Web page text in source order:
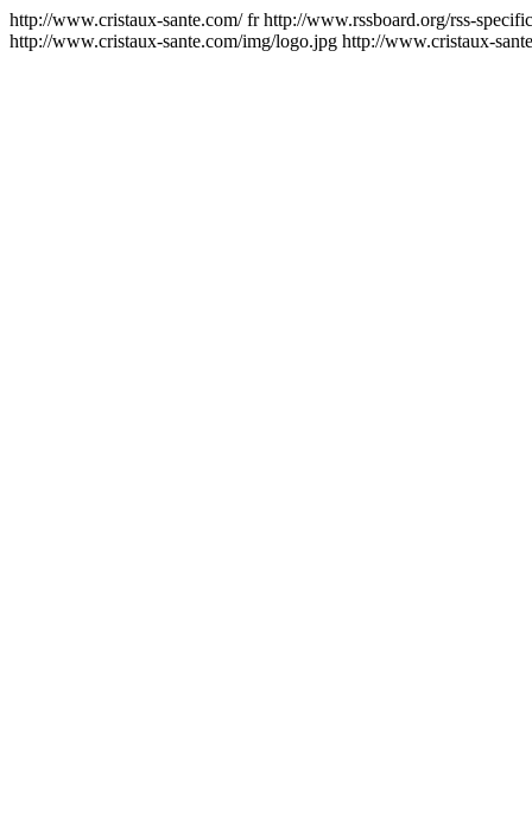
http://www.cristaux-sante.com/fr http://www.rssboard.org/rss-
http://www.cristaux-sante.com/img/logo.jpg http://www.cristaux-